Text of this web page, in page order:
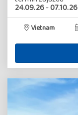
24.09.26-07.10.26
Vietnam